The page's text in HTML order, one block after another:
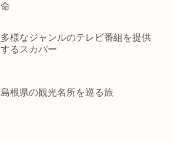
命
多様なジャンルのテレビ番組を提供
するスカパー
島根県の観光名所を巡る旅